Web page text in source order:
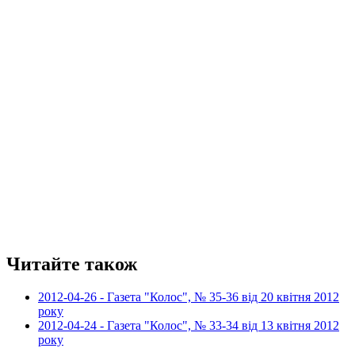
Читайте також
2012-04-26 - Газета "Колос", № 35-36 від 20 квітня 2012
року
2012-04-24 - Газета "Колос", № 33-34 від 13 квітня 2012
року